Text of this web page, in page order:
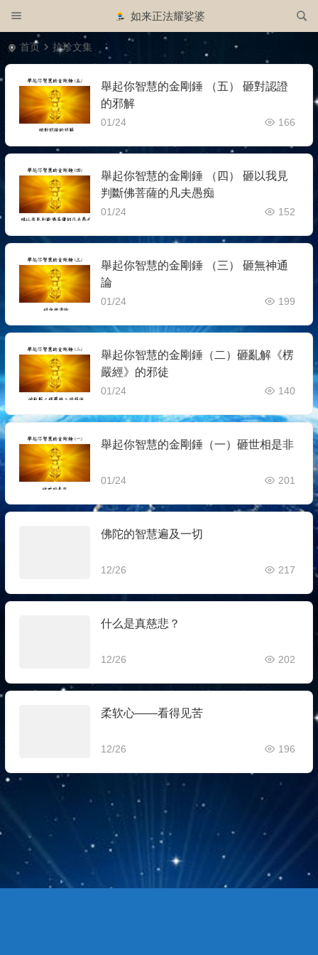
如来正法耀娑婆
首页 拉珍文集
舉起你智慧的金剛錘 （五） 砸對認證
的邪解
01/24 166
舉起你智慧的金剛錘 （四） 砸以我見
判斷佛菩薩的凡夫愚痴
01/24 152
舉起你智慧的金剛錘 （三） 砸無神通
論
01/24 199
舉起你智慧的金剛錘（二）砸亂解《楞
嚴經》的邪徒
01/24 140
舉起你智慧的金剛錘（一）砸世相是非
01/24 201
佛陀的智慧遍及一切
12/26 217
什么是真慈悲？
12/26 202
柔软心——看得见苦
12/26 196